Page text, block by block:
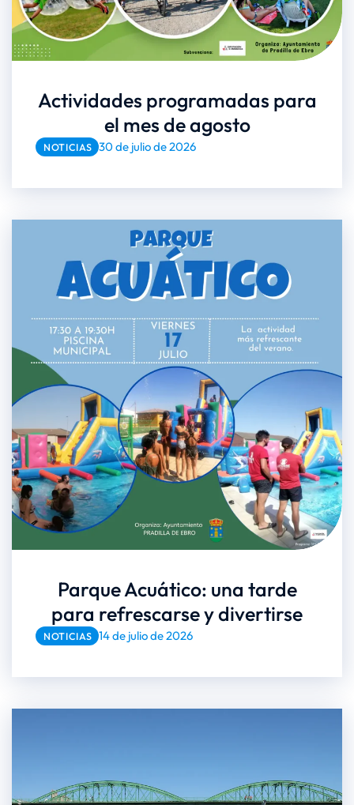
Actividades programadas para
el mes de agosto
NOTICIAS 30 de julio de 2026
Parque Acuático: una tarde
para refrescarse y divertirse
NOTICIAS 14 de julio de 2026